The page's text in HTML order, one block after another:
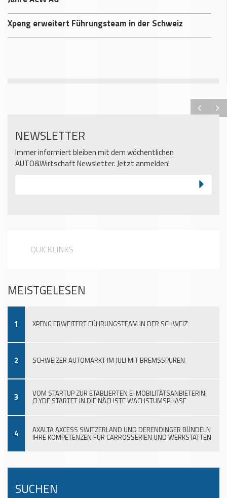
Xpeng erweitert Führungsteam in der Schweiz
NEWSLETTER
Immer informiert bleiben mit dem wöchentlichen
AUTO&Wirtschaft Newsletter. Jetzt anmelden!
QUICKLINKS
MEISTGELESEN
1 XPENG ERWEITERT FÜHRUNGSTEAM IN DER SCHWEIZ
2 SCHWEIZER AUTOMARKT IM JULI MIT BREMSSPUREN
3 VOM STARTUP ZUR ETABLIERTEN E-MOBILITÄTSANBIETERIN:
CLYDE STARTET IN DIE NÄCHSTE WACHSTUMSPHASE
4 AXALTA AXCESS SWITZERLAND UND DERENDINGER BÜNDELN
IHRE KOMPETENZEN FÜR CARROSSERIEN UND WERKSTÄTTEN
SUCHEN